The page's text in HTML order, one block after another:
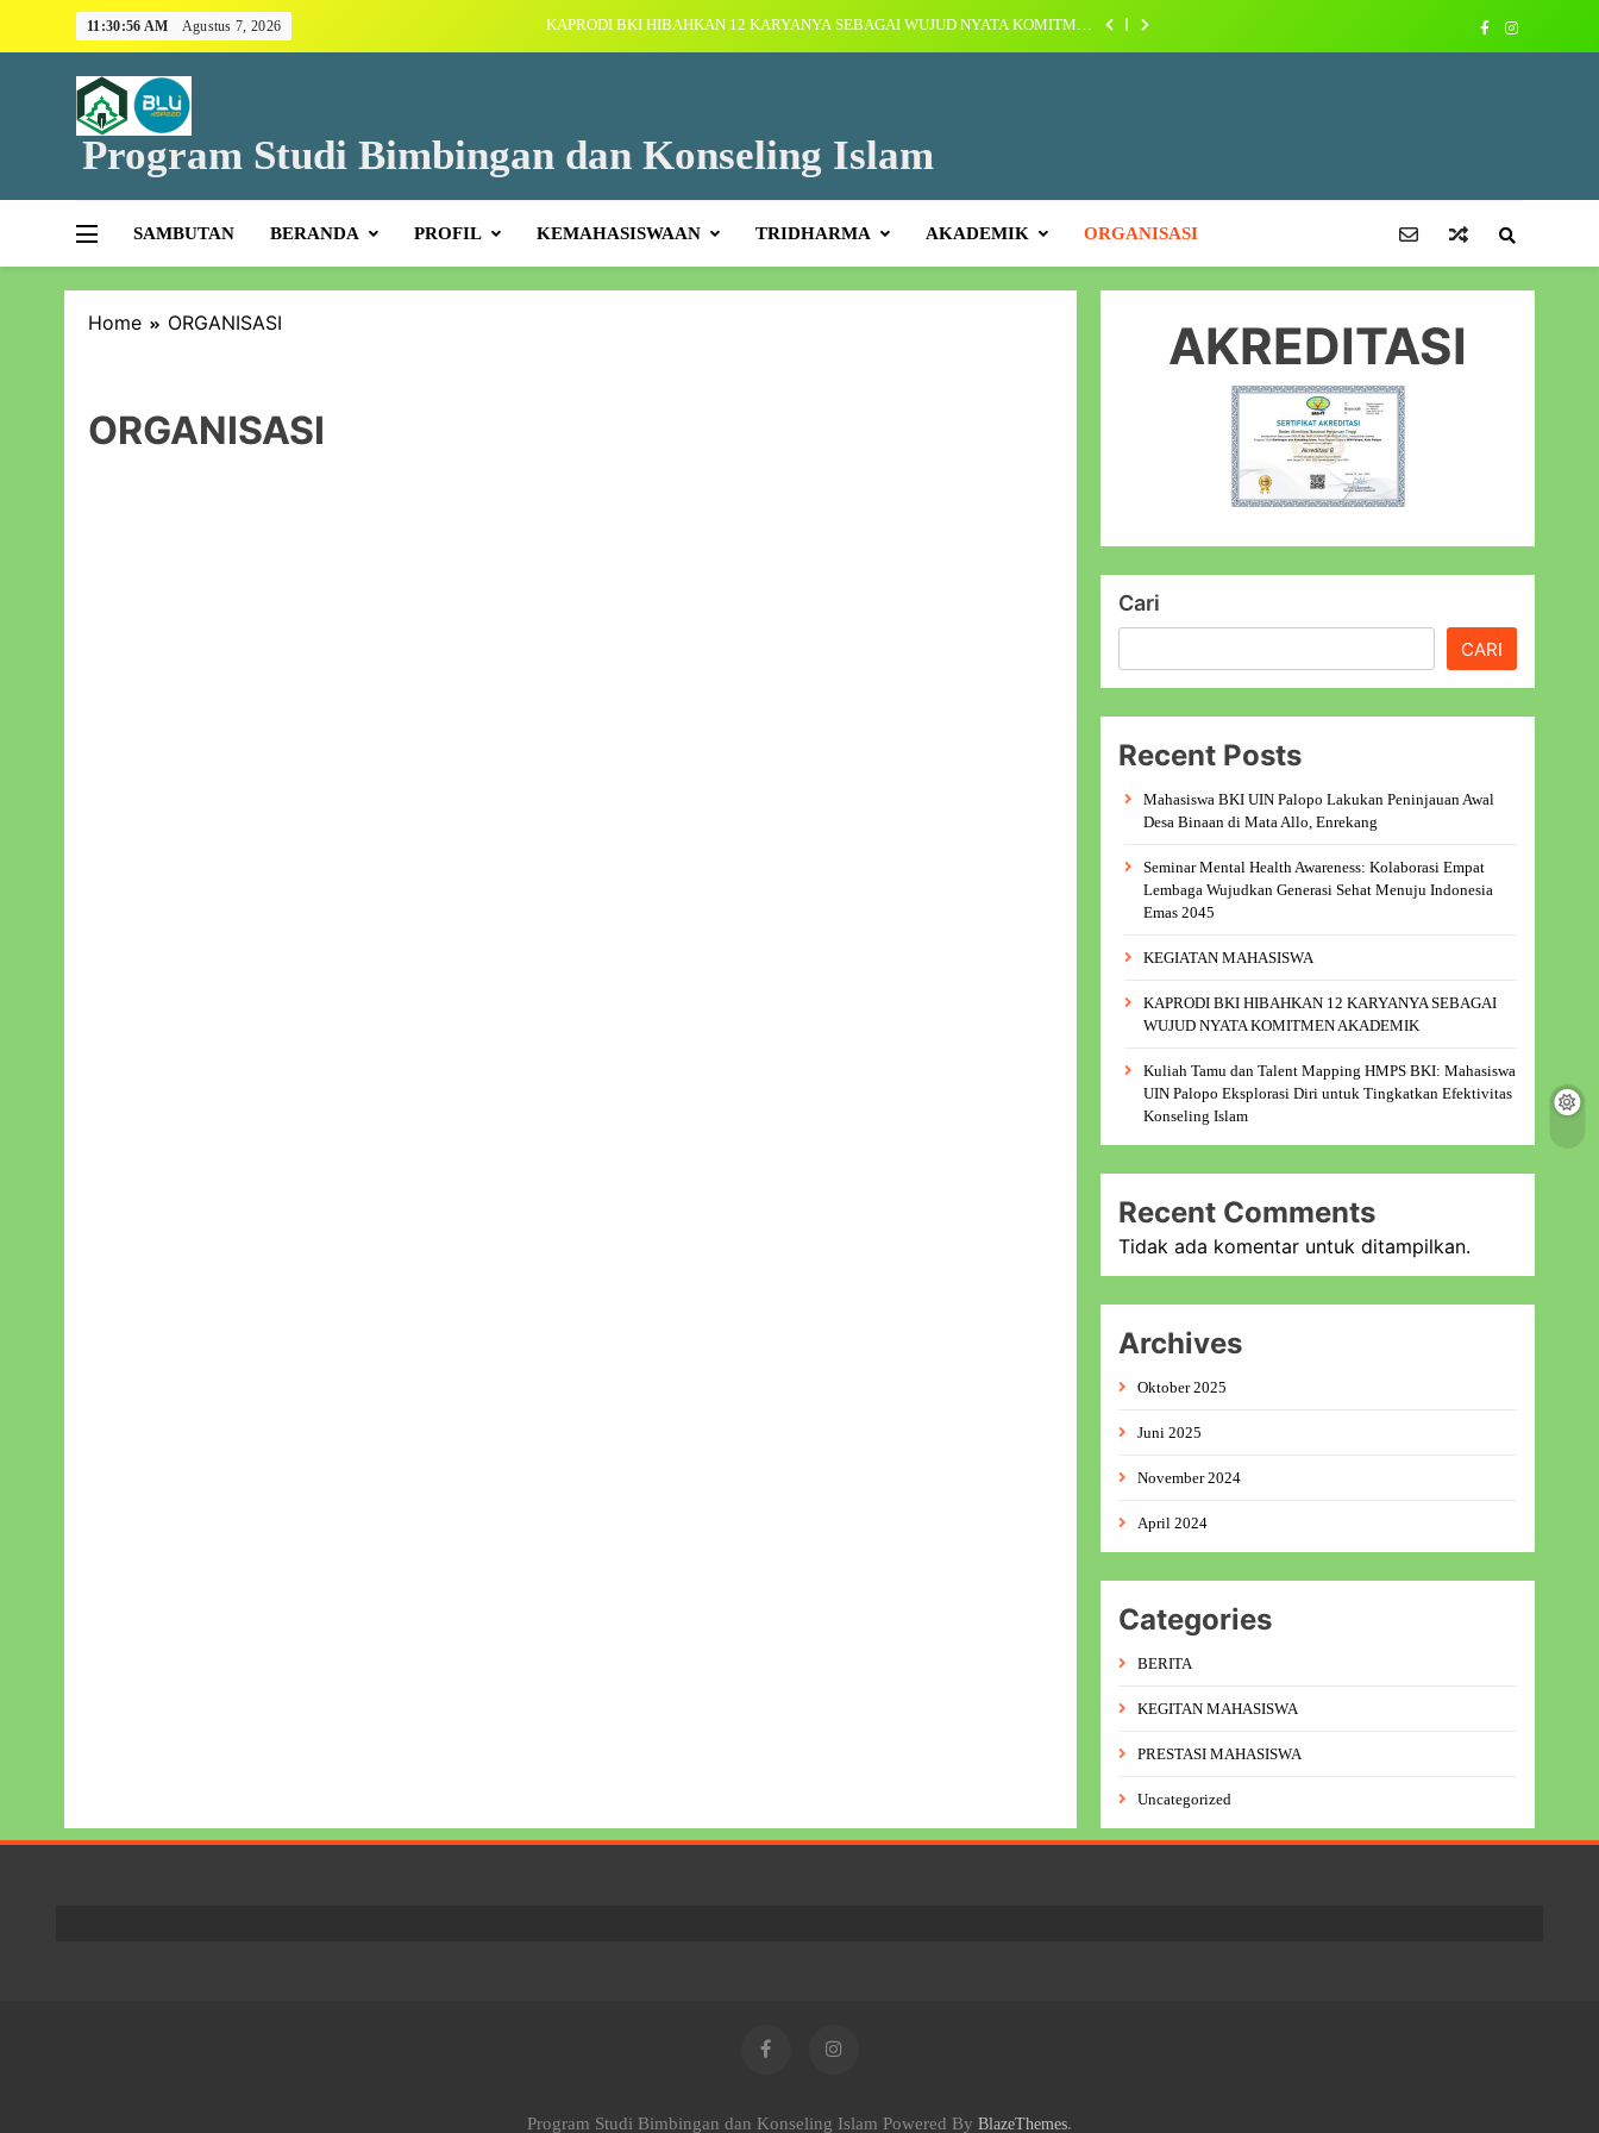
11:30:56 AM Agustus 7, 2026
KAPRODI BKI HIBAHKAN 12 KARYANYA SEBAGAI WUJUD NYATA KOMITMEN
KAPRODI BKI HIBAHKAN 12 KARYANYA SEBAGAI WUJUD NYATA KOMITMEN
AKADEMIK
Program Studi Bimbingan dan Konseling Islam
SAMBUTAN BERANDA PROFIL KEMAHASISWAAN TRIDHARMA AKADEMIK ORGANISASI
Home ORGANISASI
ORGANISASI
AKREDITASI
Cari
CARI
Recent Posts
Mahasiswa BKI UIN Palopo Lakukan Peninjauan Awal
Desa Binaan di Mata Allo, Enrekang
Seminar Mental Health Awareness: Kolaborasi Empat
Lembaga Wujudkan Generasi Sehat Menuju Indonesia
Emas 2045
KEGIATAN MAHASISWA
KAPRODI BKI HIBAHKAN 12 KARYANYA SEBAGAI
WUJUD NYATA KOMITMEN AKADEMIK
Kuliah Tamu dan Talent Mapping HMPS BKI: Mahasiswa
UIN Palopo Eksplorasi Diri untuk Tingkatkan Efektivitas
Konseling Islam
Recent Comments
Tidak ada komentar untuk ditampilkan.
Archives
Oktober 2025
Juni 2025
November 2024
April 2024
Categories
BERITA
KEGITAN MAHASISWA
PRESTASI MAHASISWA
Uncategorized
Program Studi Bimbingan dan Konseling Islam Powered By BlazeThemes.